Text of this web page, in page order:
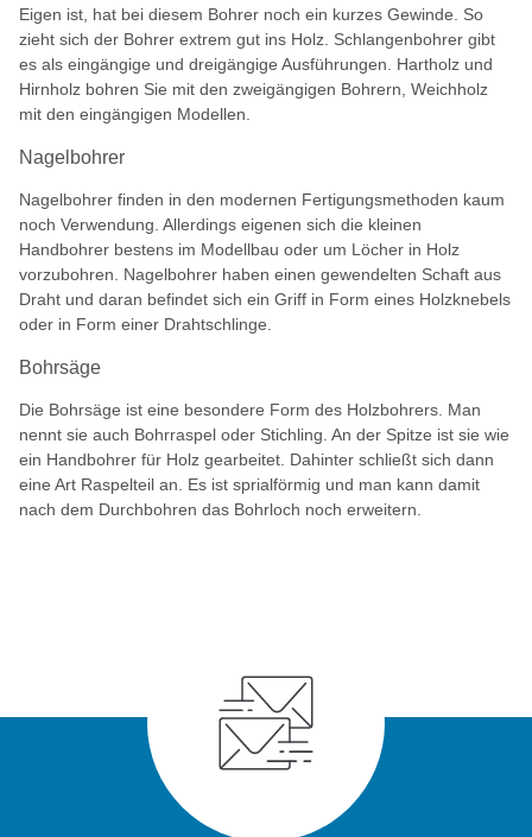
Eigen ist, hat bei diesem Bohrer noch ein kurzes Gewinde. So
zieht sich der Bohrer extrem gut ins Holz. Schlangenbohrer gibt
es als eingängige und dreigängige Ausführungen. Hartholz und
Hirnholz bohren Sie mit den zweigängigen Bohrern, Weichholz
mit den eingängigen Modellen.
Nagelbohrer
Nagelbohrer finden in den modernen Fertigungsmethoden kaum
noch Verwendung. Allerdings eigenen sich die kleinen
Handbohrer bestens im Modellbau oder um Löcher in Holz
vorzubohren. Nagelbohrer haben einen gewendelten Schaft aus
Draht und daran befindet sich ein Griff in Form eines Holzknebels
oder in Form einer Drahtschlinge.
Bohrsäge
Die Bohrsäge ist eine besondere Form des Holzbohrers. Man
nennt sie auch Bohrraspel oder Stichling. An der Spitze ist sie wie
ein Handbohrer für Holz gearbeitet. Dahinter schließt sich dann
eine Art Raspelteil an. Es ist sprialförmig und man kann damit
nach dem Durchbohren das Bohrloch noch erweitern.